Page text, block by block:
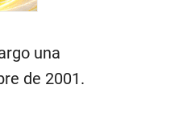
una
de 2001.